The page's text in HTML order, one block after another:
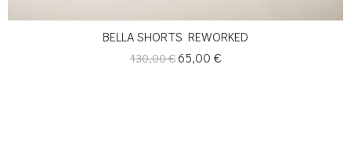
BELLA SHORTS REWORKED
Κανονική
130,00 € Τιμή
65,00 €